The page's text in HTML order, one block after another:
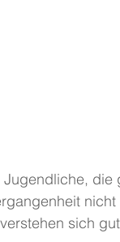
Jugendliche,
sich